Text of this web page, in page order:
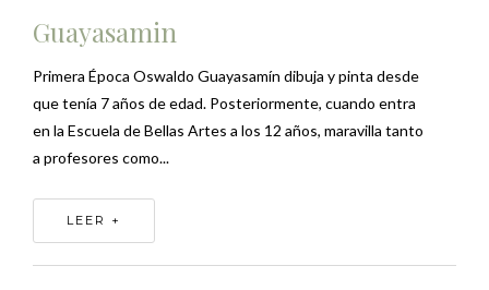
Guayasamin
Primera Época Oswaldo Guayasamín dibuja y pinta desde
que tenía 7 años de edad. Posteriormente, cuando entra
en la Escuela de Bellas Artes a los 12 años, maravilla tanto
a profesores como...
LEER +